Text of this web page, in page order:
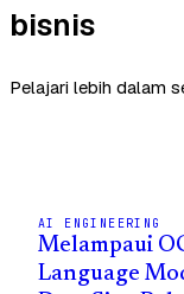
bisnis
Pelajari lebih dalam
AI ENGINEERING
Melampaui
Language